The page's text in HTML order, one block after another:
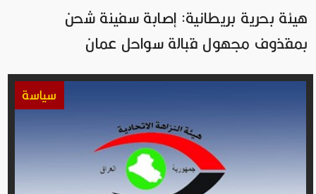
هيئة بحرية بريطانية: إصابة سفينة شحن
بمقذوف مجهول قبالة سواحل عمان
سياسة